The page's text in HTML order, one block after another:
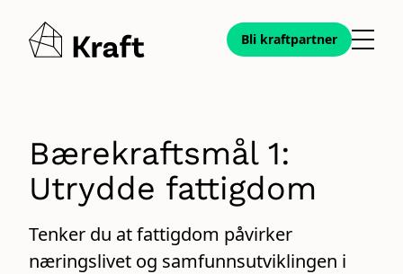
hovedinnhold
Bli kraft­partner Meny
Bærekraftsmål 1:
Utrydde fattigdom
Tenker du at fattigdom påvirker
næringslivet og samfunnsutviklingen i